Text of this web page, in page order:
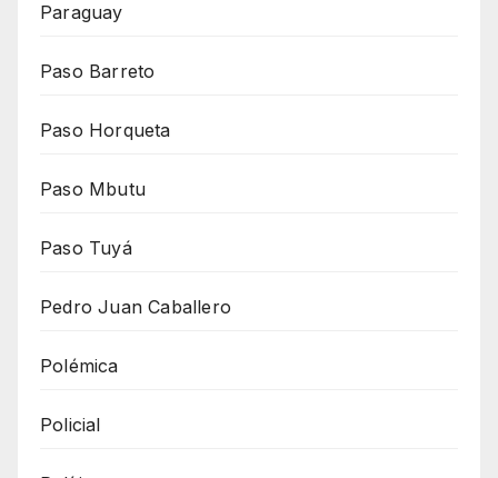
Paraguay
Paso Barreto
Paso Horqueta
Paso Mbutu
Paso Tuyá
Pedro Juan Caballero
Polémica
Policial